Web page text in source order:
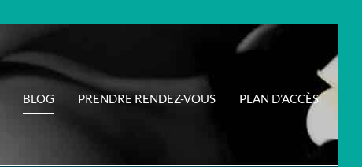
BLOG PRENDRE RENDEZ-VOUS PLAN D’ACCÈS